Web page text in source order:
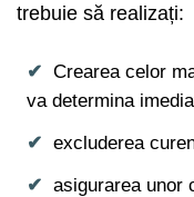
trebuie să realizați:
Crearea celor
va determina
excluderea
asigurarea unor